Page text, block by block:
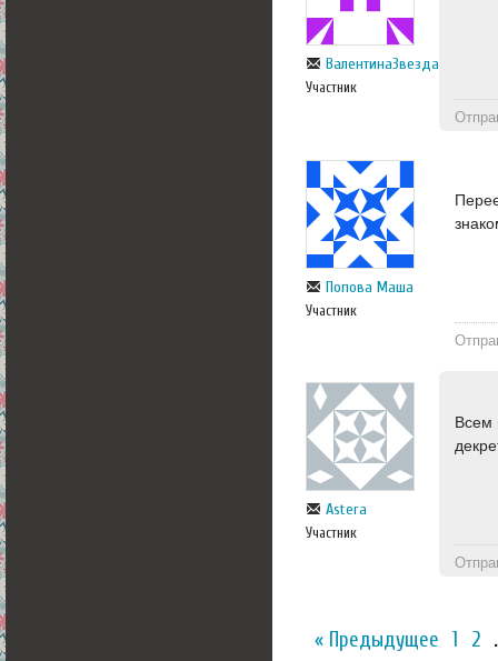
ВалентинаЗвезда
Участник
Попова Маша
Участник
Astera
Участник
Всем
« Предыдущее 1 2